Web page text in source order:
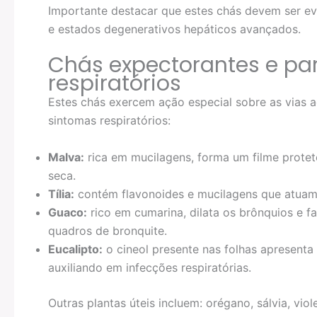
Importante destacar que estes chás devem ser
e estados degenerativos hepáticos avançados.
Chás expectorantes e
respiratórios
Estes chás exercem ação especial sobre as vias
sintomas respiratórios:
Malva: rica em mucilagens, forma um filme
seca.
Tília: contém flavonoides e mucilagens que
Guaco: rico em cumarina, dilata os brônquios e
quadros de bronquite.
Eucalipto: o cineol presente nas folhas
auxiliando em infecções respiratórias.
Outras plantas úteis incluem: orégano, sálvia,